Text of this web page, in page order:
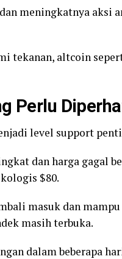
dan meningkatnya aksi
tekanan, altcoin
Perlu
level support
dan harga gagal
$80.
masuk dan
masih terbuka.
dalam beberapa